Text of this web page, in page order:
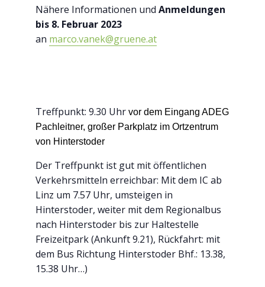
Nähere Informationen undAnmeldungen
bis 8. Februar 2023
an marco.vanek@gruene.at
Treffpunkt: 9.30 Uhrvor dem Eingang ADEG
Pachleitner, großer Parkplatz im Ortzentrum
von Hinterstoder
Der Treffpunkt ist gut mit öffentlichen
Verkehrsmitteln erreichbar: Mit dem IC ab
Linz um 7.57 Uhr, umsteigen in
Hinterstoder, weiter mit dem Regionalbus
nach Hinterstoder bis zur Haltestelle
Freizeitpark (Ankunft 9.21), Rückfahrt: mit
dem Bus Richtung Hinterstoder Bhf.: 13.38,
15.38 Uhr…)